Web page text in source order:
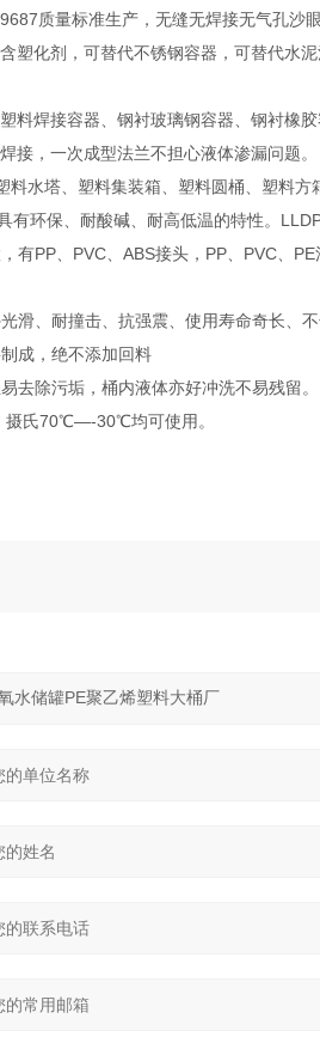
质量标准生产，无缝无焊接无气孔沙眼
塑化剂，可替代不锈钢容器，可替代水
料焊接容器、钢衬玻璃钢容器、钢衬橡
接，一次成型法兰不担心液体渗漏问题。
料水塔、塑料集装箱、塑料圆桶、塑料
有环保、耐酸碱、耐高低温的特性。
有PP、PVC、ABS接头，PP、PVC、PE
滑、耐撞击、抗强震、使用寿命奇长、
成，绝不添加回料
去除污垢，桶内液体亦好冲洗不易残留。
摄氏70℃—-30℃均可使用。